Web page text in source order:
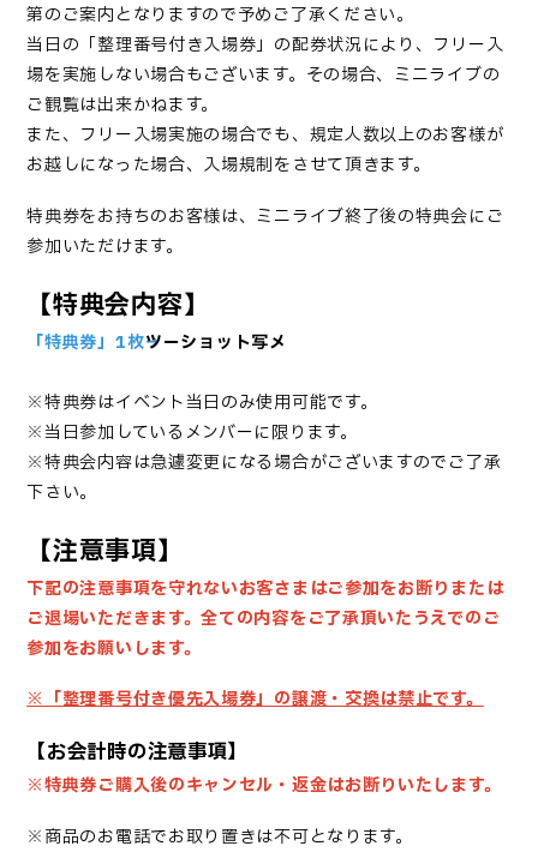
第のご案内となりますので予めご了承ください。
当日の「整理番号付き入場券」の配券状況により、フリー入
場を実施しない場合もございます。その場合、ミニライブの
ご観覧は出来かねます。
また、フリー入場実施の場合でも、規定人数以上のお客様が
お越しになった場合、入場規制をさせて頂きます。
特典券をお持ちのお客様は、ミニライブ終了後の特典会にご
参加いただけます。
【特典会内容】
「特典券」1枚→ツーショット写メ
※特典券はイベント当日のみ使用可能です。
※当日参加しているメンバーに限ります。
※特典会内容は急遽変更になる場合がございますのでご了承
下さい。
【注意事項】
下記の注意事項を守れないお客さまはご参加をお断りまたは
ご退場いただきます。全ての内容をご了承頂いたうえでのご
参加をお願いします。
※「整理番号付き優先入場券」の譲渡・交換は禁止です。
【お会計時の注意事項】
※特典券ご購入後のキャンセル・返金はお断りいたします。
※商品のお電話でお取り置きは不可となります。